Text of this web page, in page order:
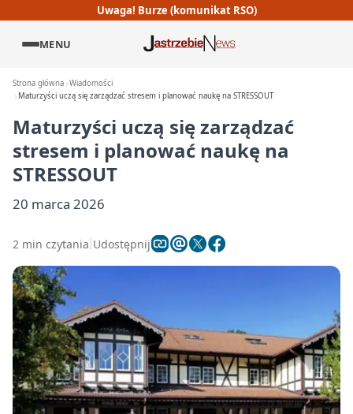
Uwaga! Burze (komunikat RSO)
MENU
Strona główna Wiadomości
Maturzyści uczą się zarządzać stresem i planować naukę na STRESSOUT
Maturzyści uczą się zarządzać
stresem i planować naukę na
STRESSOUT
20 marca 2026
2 min czytania Udostępnij